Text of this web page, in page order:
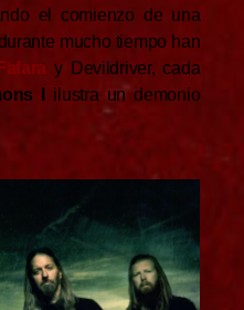
el comienzo de una
mucho tiempo han
y Devildriver, cada
I
ilustra un demonio